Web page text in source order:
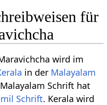
für
wird im
in der Malayalam
Schrift hat
Schrift. Kerala wird